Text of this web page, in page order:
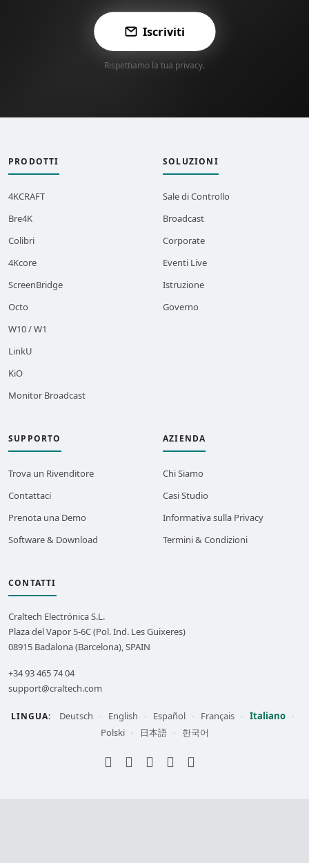
Iscriviti
Rispettiamo la tua privacy.
PRODOTTI
4KCRAFT
Bre4K
Colibri
4Kcore
ScreenBridge
Octo
W10 / W1
LinkU
KiO
Monitor Broadcast
SOLUZIONI
Sale di Controllo
Broadcast
Corporate
Eventi Live
Istruzione
Governo
SUPPORTO
Trova un Rivenditore
Contattaci
Prenota una Demo
Software & Download
AZIENDA
Chi Siamo
Casi Studio
Informativa sulla Privacy
Termini & Condizioni
CONTATTI
Craltech Electrónica S.L.
Plaza del Vapor 5-6C (Pol. Ind. Les Guixeres)
08915 Badalona (Barcelona), SPAIN
+34 93 465 74 04
support@craltech.com
LINGUA: Deutsch · English · Español · Français · Italiano ·
Polski · 日本語 · 한국어